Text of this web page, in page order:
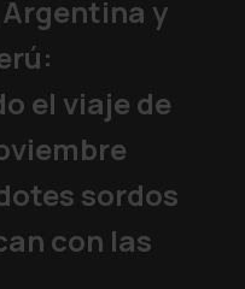
y
el viaje de
sordos
con las